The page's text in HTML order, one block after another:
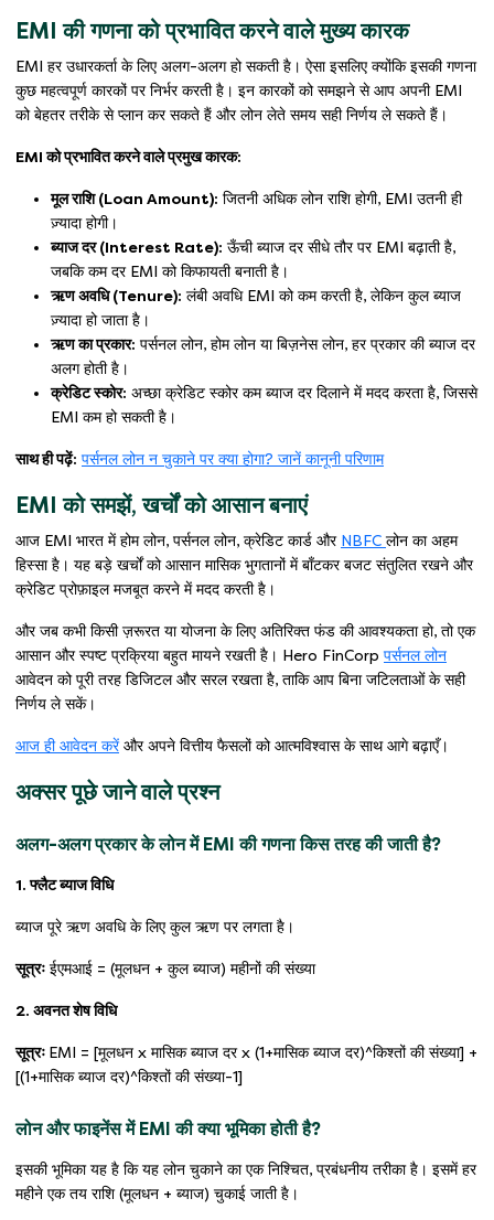
EMI की गणना को प्रभावित करने वाले मुख्य कारक
EMI हर उधारकर्ता के लिए अलग-अलग हो सकती है। ऐसा इसलिए क्योंकि इसकी गणना
कुछ महत्वपूर्ण कारकों पर निर्भर करती है। इन कारकों को समझने से आप अपनी EMI
को बेहतर तरीके से प्लान कर सकते हैं और लोन लेते समय सही निर्णय ले सकते हैं।
EMI को प्रभावित करने वाले प्रमुख कारक:
मूल राशि (Loan Amount): जितनी अधिक लोन राशि होगी, EMI उतनी ही
ज़्यादा होगी।
ब्याज दर (Interest Rate): ऊँची ब्याज दर सीधे तौर पर EMI बढ़ाती है,
जबकि कम दर EMI को किफायती बनाती है।
ऋण अवधि (Tenure): लंबी अवधि EMI को कम करती है, लेकिन कुल ब्याज
ज़्यादा हो जाता है।
ऋण का प्रकार: पर्सनल लोन, होम लोन या बिज़नेस लोन, हर प्रकार की ब्याज दर
अलग होती है।
क्रेडिट स्कोर: अच्छा क्रेडिट स्कोर कम ब्याज दर दिलाने में मदद करता है, जिससे
EMI कम हो सकती है।
साथ ही पढ़ें: पर्सनल लोन न चुकाने पर क्या होगा? जानें कानूनी परिणाम
EMI को समझें, खर्चों को आसान बनाएं
आज EMI भारत में होम लोन, पर्सनल लोन, क्रेडिट कार्ड और NBFC लोन का अहम
हिस्सा है। यह बड़े खर्चों को आसान मासिक भुगतानों में बाँटकर बजट संतुलित रखने और
क्रेडिट प्रोफ़ाइल मजबूत करने में मदद करती है।
और जब कभी किसी ज़रूरत या योजना के लिए अतिरिक्त फंड की आवश्यकता हो, तो एक
आसान और स्पष्ट प्रक्रिया बहुत मायने रखती है। Hero FinCorp पर्सनल लोन
आवेदन को पूरी तरह डिजिटल और सरल रखता है, ताकि आप बिना जटिलताओं के सही
निर्णय ले सकें।
आज ही आवेदन करेंऔर अपने वित्तीय फैसलों को आत्मविश्वास के साथ आगे बढ़ाएँ।
अक्सर पूछे जाने वाले प्रश्न
अलग-अलग प्रकार के लोन में EMI की गणना किस तरह की जाती है?
1. फ्लैट ब्याज विधि
ब्याज पूरे ऋण अवधि के लिए कुल ऋण पर लगता है।
सूत्रः ईएमआई = (मूलधन + कुल ब्याज) महीनों की संख्या
2. अवनत शेष विधि
सूत्रः EMI = [मूलधन x मासिक ब्याज दर x (1+मासिक ब्याज दर)^किश्तों की संख्या] +
[(1+मासिक ब्याज दर)^किश्तों की संख्या-1]
लोन और फाइनेंस में EMI की क्या भूमिका होती है?
इसकी भूमिका यह है कि यह लोन चुकाने का एक निश्चित, प्रबंधनीय तरीका है। इसमें हर
महीने एक तय राशि (मूलधन + ब्याज) चुकाई जाती है।